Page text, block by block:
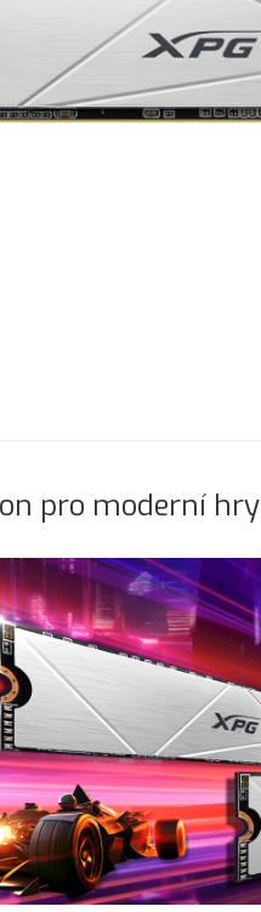
pro moderní hry